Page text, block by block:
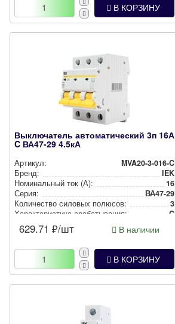
В КОРЗИНУ
Выключатель автоматический 3п 16А
C ВА47-29 4.5кА
Артикул:
MVA20-3-016-C
Бренд:
IEK
Номи­наль­ный ток (А):
16
Серия:
ВА47-29
Количество силовых полюсов:
3
Харак­те­рис­ти­ка сра­ба­ты­ва­ния:
C
629.71 ₽/шт В наличии
В КОРЗИНУ